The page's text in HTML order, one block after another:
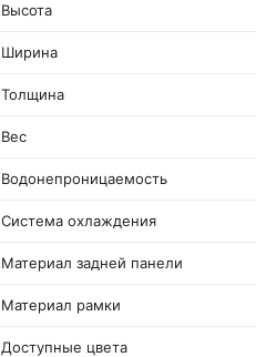
Высота
Ширина
Толщина
Вес
Водонепроницаемость
Система охлаждения
Материал задней панели
Материал рамки
Доступные цвета